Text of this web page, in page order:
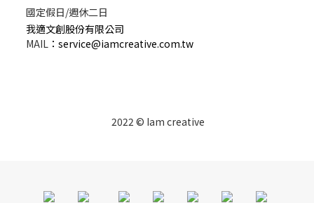
國定假日/週休二日
我適文創股份有限公司
MAIL ： service@iamcreative.com.tw
2022 © Iam creative